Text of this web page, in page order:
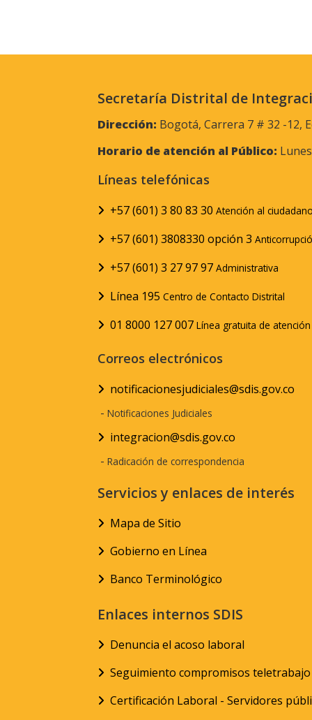
Secretaría Distrital de
Dirección: Bogotá, Carrera 7 # 32 -12,
Horario de atención al Público:
Líneas telefónicas
+57 (601) 3 80 83 30 Atención al
+57 (601) 3808330 opción 3
+57 (601) 3 27 97 97 Administrativa
Línea 195 Centro de Contacto Distrital
01 8000 127 007 Línea gratuita de
Correos electrónicos
notificacionesjudiciales@sdis.gov.co
- Notificaciones Judiciales
integracion@sdis.gov.co
- Radicación de correspondencia
Servicios y enlaces de interés
Mapa de Sitio
Gobierno en Línea
Banco Terminológico
Enlaces internos SDIS
Denuncia el acoso laboral
Seguimiento compromisos teletrabajo
Certificación Laboral - Servidores